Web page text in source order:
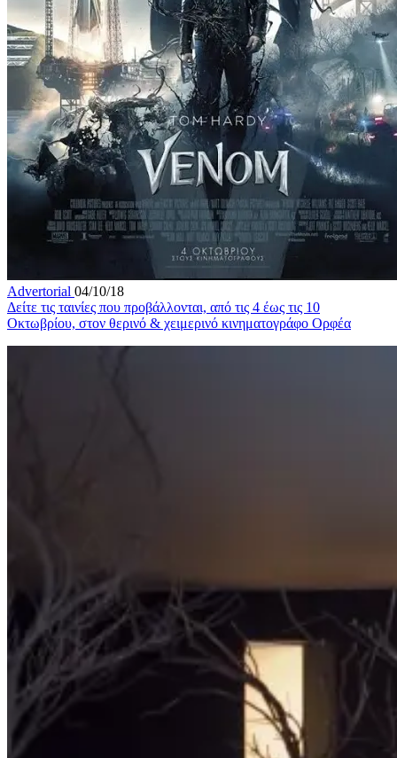
Advertorial 04/10/18
Δείτε τις ταινίες που προβάλλονται, από τις 4 έως τις 10
Οκτωβρίου, στον θερινό & χειμερινό κινηματογράφο Ορφέα